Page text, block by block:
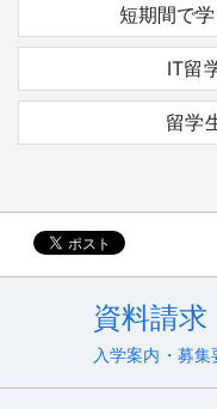
短期間で
IT留
留学
資料請求
入学案内・募